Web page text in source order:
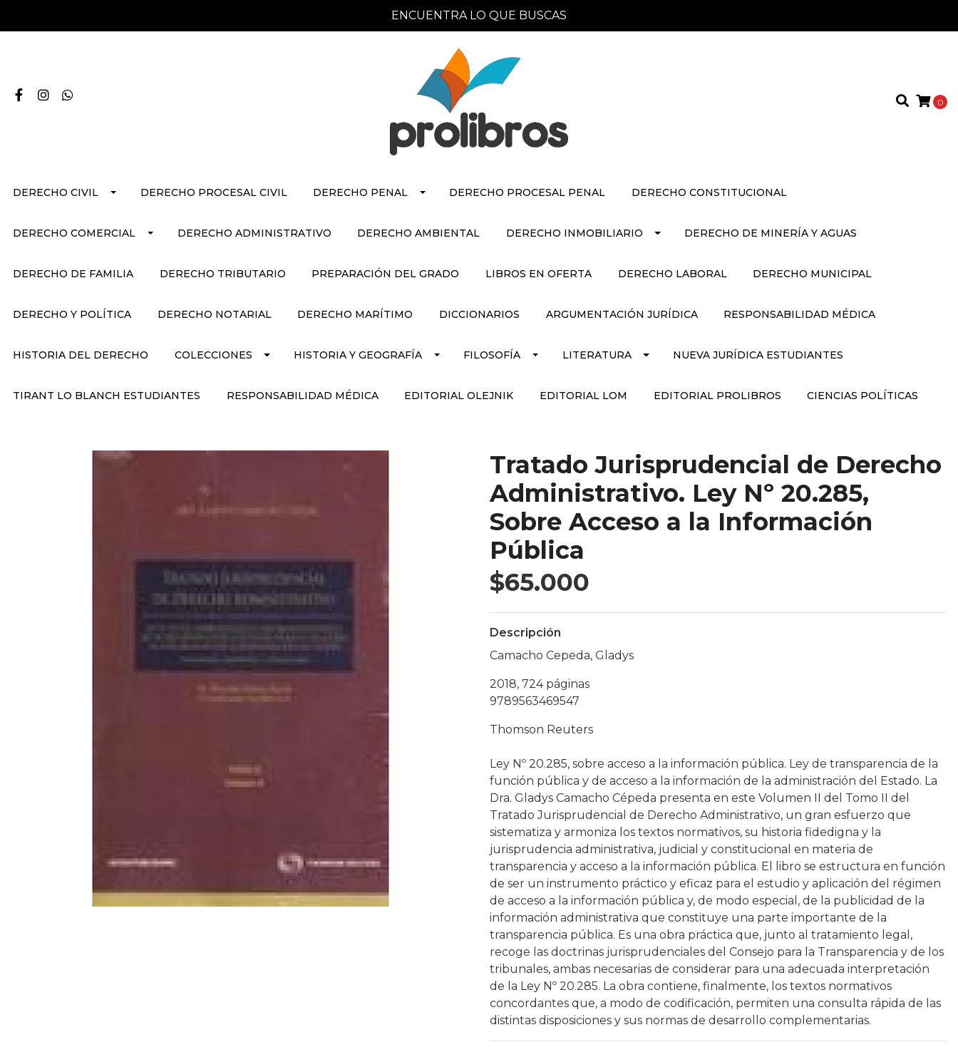
ENCUENTRA LO QUE BUSCAS
0
DERECHO CIVIL DERECHO PROCESAL CIVIL DERECHO PENAL DERECHO PROCESAL PENAL DERECHO CONSTITUCIONAL
DERECHO COMERCIAL DERECHO ADMINISTRATIVO DERECHO AMBIENTAL DERECHO INMOBILIARIO DERECHO DE MINERÍA Y AGUAS
DERECHO DE FAMILIA DERECHO TRIBUTARIO PREPARACIÓN DEL GRADO LIBROS EN OFERTA DERECHO LABORAL DERECHO MUNICIPAL
DERECHO Y POLÍTICA DERECHO NOTARIAL DERECHO MARÍTIMO DICCIONARIOS ARGUMENTACIÓN JURÍDICA RESPONSABILIDAD MÉDICA
HISTORIA DEL DERECHO COLECCIONES HISTORIA Y GEOGRAFÍA FILOSOFÍA LITERATURA NUEVA JURÍDICA ESTUDIANTES
TIRANT LO BLANCH ESTUDIANTES RESPONSABILIDAD MÉDICA EDITORIAL OLEJNIK EDITORIAL LOM EDITORIAL PROLIBROS CIENCIAS POLÍTICAS
Tratado Jurisprudencial de Derecho
Administrativo. Ley Nº 20.285,
Sobre Acceso a la Información
Pública
$65.000
Descripción
Camacho Cepeda, Gladys
2018, 724 páginas
9789563469547
Thomson Reuters
Ley Nº 20.285, sobre acceso a la información pública. Ley de transparencia de la
función pública y de acceso a la información de la administración del Estado. La
Dra. Gladys Camacho Cépeda presenta en este Volumen II del Tomo II del
Tratado Jurisprudencial de Derecho Administrativo, un gran esfuerzo que
sistematiza y armoniza los textos normativos, su historia fidedigna y la
jurisprudencia administrativa, judicial y constitucional en materia de
transparencia y acceso a la información pública. El libro se estructura en función
de ser un instrumento práctico y eficaz para el estudio y aplicación del régimen
de acceso a la información pública y, de modo especial, de la publicidad de la
información administrativa que constituye una parte importante de la
transparencia pública. Es una obra práctica que, junto al tratamiento legal,
recoge las doctrinas jurisprudenciales del Consejo para la Transparencia y de los
tribunales, ambas necesarias de considerar para una adecuada interpretación
de la Ley Nº 20.285. La obra contiene, finalmente, los textos normativos
concordantes que, a modo de codificación, permiten una consulta rápida de las
distintas disposiciones y sus normas de desarrollo complementarias.